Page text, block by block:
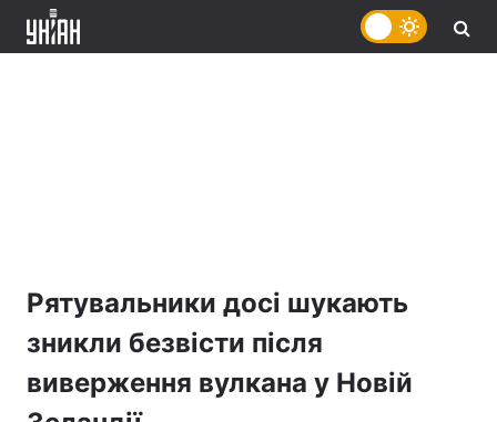
Рятувальники досі шукають
зникли безвісти після
виверження вулкана у Новій